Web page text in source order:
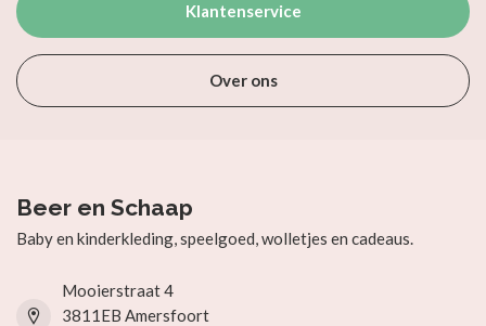
Klantenservice
Over ons
Beer en Schaap
Baby en kinderkleding, speelgoed, wolletjes en cadeaus.
Mooierstraat 4
3811EB Amersfoort